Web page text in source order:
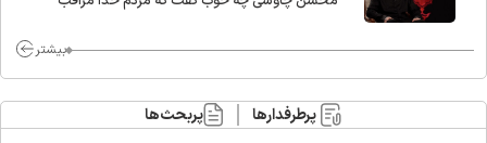
بیشتر
پرطرفدارها پربحث‌ها